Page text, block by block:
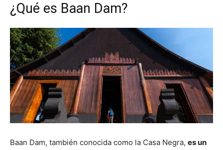
¿Qué es Baan Dam?
Baan Dam, también conocida como la Casa Negra, es un